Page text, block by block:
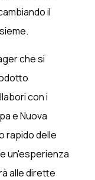
il
che si
con i
e Nuova
rapido delle
un'esperienza
alle dirette